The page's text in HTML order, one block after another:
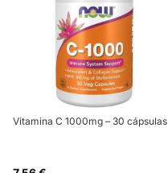
Vitamina C 1000mg – 30 cápsulas